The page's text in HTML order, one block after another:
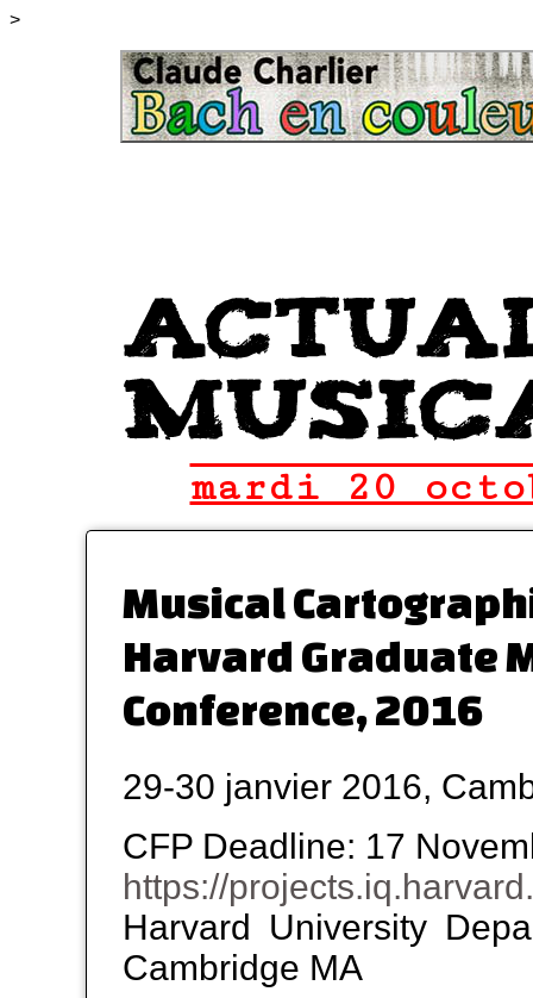
>
mardi 20
Musical
Harvard Graduate
Conference, 2016
29-30 janvier 2016,
CFP Deadline: 17
https://
Harvard University
Cambridge MA